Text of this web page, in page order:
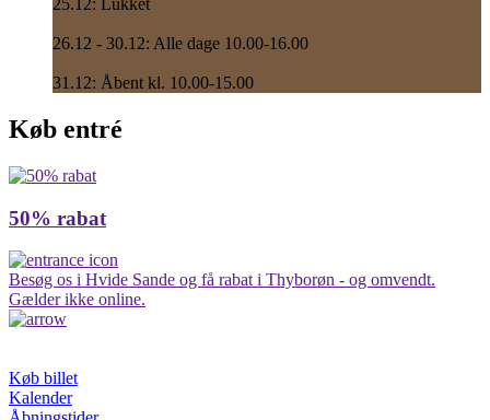
25.12: Lukket
26.12 - 30.12: Alle dage 10.00-16.00
31.12: Åbent kl. 10.00-15.00
Køb entré
50% rabat
Besøg os i Hvide Sande og få rabat i Thyborøn - og omvendt.
Gælder ikke online.
Køb billet
Kalender